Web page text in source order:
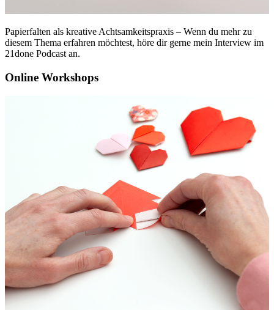
Papierfalten als kreative Achtsamkeitspraxis – Wenn du mehr zu
diesem Thema erfahren möchtest, höre dir gerne mein Interview im
21done Podcast an.
Online Workshops